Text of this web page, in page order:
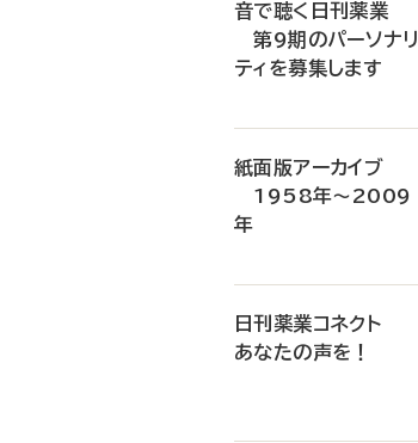
音で聴く日刊薬業
第9期のパーソナリ
ティを募集します
紙面版アーカイブ
1958年～2009
年
日刊薬業コネクト
あなたの声を！